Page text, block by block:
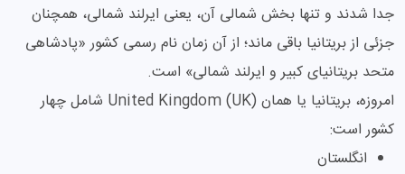
جدا شدند و تنها بخش شمالی آن، یعنی ایرلند شمالی، همچنان
جزئی از بریتانیا باقی ماند؛ از آن زمان نام رسمی کشور «پادشاهی
متحد بریتانیای کبیر و ایرلند شمالی» است.
امروزه، بریتانیا یا همان United Kingdom (UK) شامل چهار
کشور است:
انگلستان